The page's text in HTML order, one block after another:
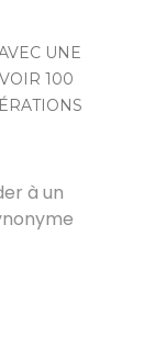
UNE
100
à un